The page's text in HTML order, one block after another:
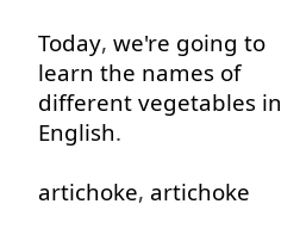
Today, we're going to
learn the names of
different vegetables in
English.
artichoke, artichoke